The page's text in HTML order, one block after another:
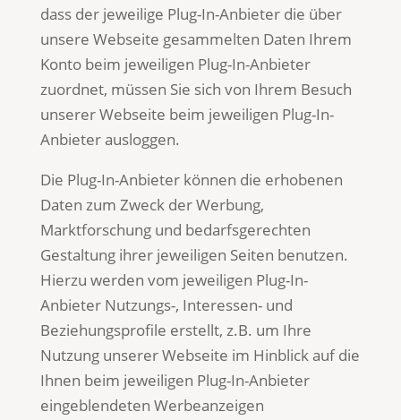
dass der jeweilige Plug-In-Anbieter die über
unsere Webseite gesammelten Daten Ihrem
Konto beim jeweiligen Plug-In-Anbieter
zuordnet, müssen Sie sich von Ihrem Besuch
unserer Webseite beim jeweiligen Plug-In-
Anbieter ausloggen.
Die Plug-In-Anbieter können die erhobenen
Daten zum Zweck der Werbung,
Marktforschung und bedarfsgerechten
Gestaltung ihrer jeweiligen Seiten benutzen.
Hierzu werden vom jeweiligen Plug-In-
Anbieter Nutzungs-, Interessen- und
Beziehungsprofile erstellt, z.B. um Ihre
Nutzung unserer Webseite im Hinblick auf die
Ihnen beim jeweiligen Plug-In-Anbieter
eingeblendeten Werbeanzeigen